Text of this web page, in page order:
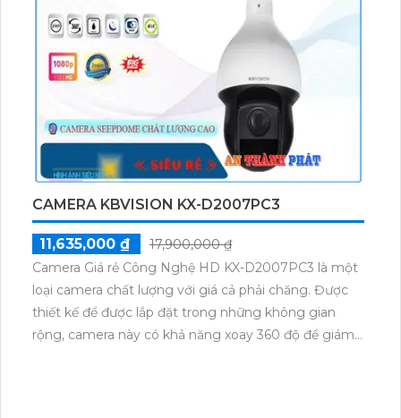
bạn theo dõi từ xa một cách dễ dàng và thuận tiện.
CAMERA KBVISION KX-D2007PC3
11,635,000 ₫
17,900,000 ₫
Camera Giá rẻ Công Nghệ HD KX-D2007PC3 là một
loại camera chất lượng với giá cả phải chăng. Được
thiết kế để được lắp đặt trong những không gian
rộng, camera này có khả năng xoay 360 độ để giám